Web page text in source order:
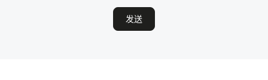
发送